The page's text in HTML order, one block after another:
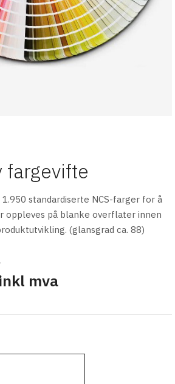
fargevifte
standardiserte NCS-farger for å
oppleves på blanke overflater innen
(glansgrad ca. 88)
inkl mva